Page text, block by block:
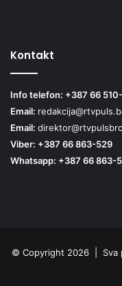
Kontakt
Info telefon: +387 66
Email:
Email:
Viber: +387 66 863-529
Whatsapp: +387 66 863-
© Copyright 2026 | Sva